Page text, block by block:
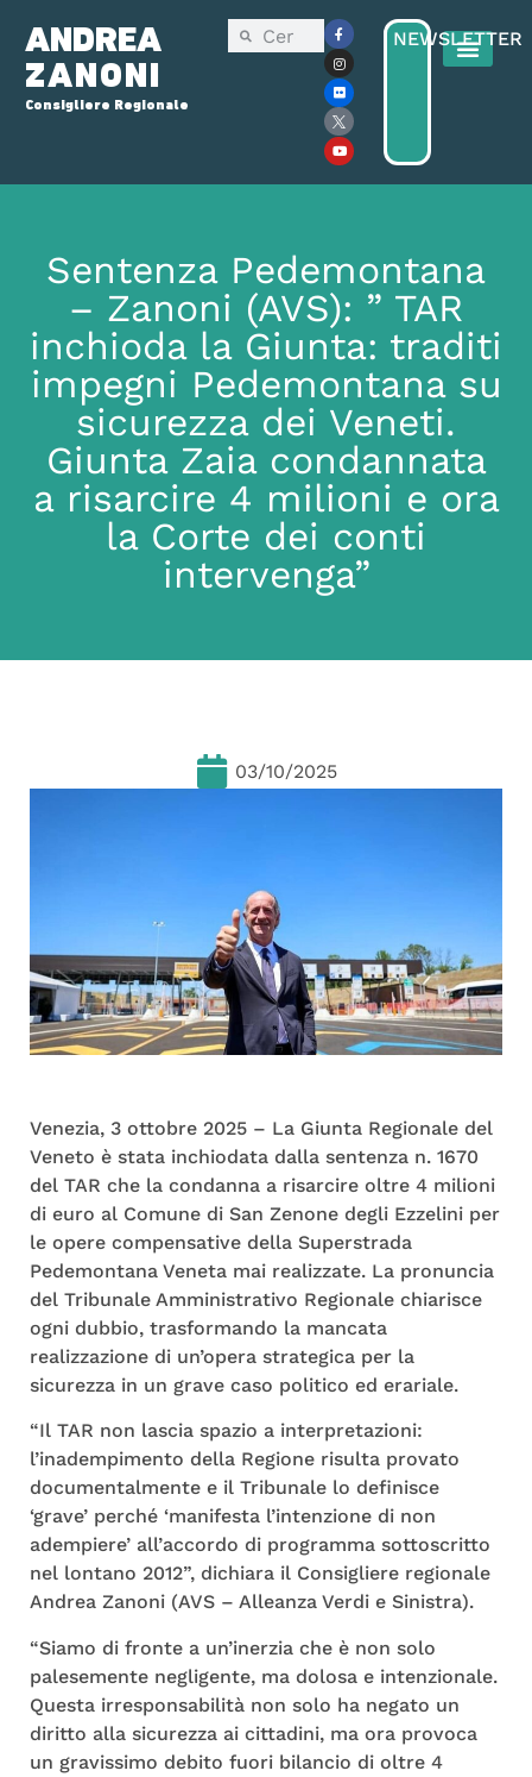
ANDREA
ZANONI
Consigliere Regionale
NEWSLETTER
Sentenza Pedemontana
– Zanoni (AVS): ” TAR
inchioda la Giunta: traditi
impegni Pedemontana su
sicurezza dei Veneti.
Giunta Zaia condannata
a risarcire 4 milioni e ora
la Corte dei conti
intervenga”
03/10/2025
Venezia, 3 ottobre 2025 – La Giunta Regionale del
Veneto è stata inchiodata dalla sentenza n. 1670
del TAR che la condanna a risarcire oltre 4 milioni
di euro al Comune di San Zenone degli Ezzelini per
le opere compensative della Superstrada
Pedemontana Veneta mai realizzate. La pronuncia
del Tribunale Amministrativo Regionale chiarisce
ogni dubbio, trasformando la mancata
realizzazione di un’opera strategica per la
sicurezza in un grave caso politico ed erariale.
“Il TAR non lascia spazio a interpretazioni:
l’inadempimento della Regione risulta provato
documentalmente e il Tribunale lo definisce
‘grave’ perché ‘manifesta l’intenzione di non
adempiere’ all’accordo di programma sottoscritto
nel lontano 2012”, dichiara il Consigliere regionale
Andrea Zanoni (AVS – Alleanza Verdi e Sinistra).
“Siamo di fronte a un’inerzia che è non solo
palesemente negligente, ma dolosa e intenzionale.
Questa irresponsabilità non solo ha negato un
diritto alla sicurezza ai cittadini, ma ora provoca
un gravissimo debito fuori bilancio di oltre 4